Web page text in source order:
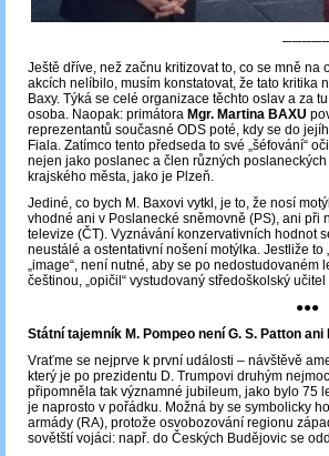
Ještě dříve, než začnu kritizovat to, co se mně
akcích nelíbilo, musím konstatovat, že tato kritika
Baxy. Týká se celé organizace těchto oslav a za
osoba. Naopak: primátora Mgr. Martina BAXU
reprezentantů současné ODS poté, kdy se do
Fiala. Zatímco tento předseda to své „šéfování“
nejen jako poslanec a člen různých
krajského města, jako je Plzeň.
Jediné, co bych M. Baxovi vytkl, je to, že nosí
vhodné ani v Poslanecké sněmovně (PS), ani při
televize (ČT). Vyznávání konzervativních hodnot
neustálé a ostentativní nošení motýlka. Jestliže to
„image“, není nutné, aby se po
češtinou, „opičil“ vystudovaný středoškolský
●●●
Státní tajemník M. Pompeo není G. S. Patton ani
Vraťme se nejprve k první události – návštěvě
který je po prezidentu D. Trumpovi druhým
připomněla tak významné jubileum, jako bylo 75
je naprosto v pořádku. Možná by se symbolicky
armády (RA), protože osvobozování regionu
sovětští vojáci: např. do Českých Budějovic se